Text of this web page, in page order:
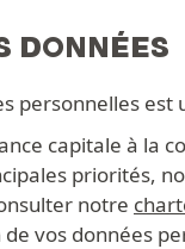
DONNÉES
personnelles
capitale à la
priorités,
notre
vos données